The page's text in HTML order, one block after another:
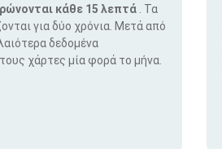
κάθε 15 λεπτά
. Τα
για δύο χρόνια. Μετά από
δεδομένα
χάρτες μία φορά το μήνα.